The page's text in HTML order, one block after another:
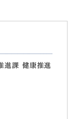
進課 健康推進